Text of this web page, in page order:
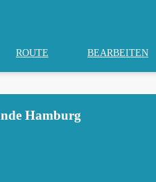
ROUTE BEARBEITEN
Hamburg